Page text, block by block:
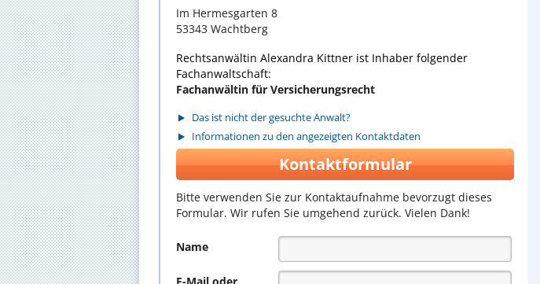
Im Hermesgarten 8
53343 Wachtberg
Rechtsanwältin Alexandra Kittner ist Inhaber folgender
Fachanwaltschaft:
Fachanwältin für Versicherungsrecht
Das ist nicht der gesuchte Anwalt?
Informationen zu den angezeigten Kontaktdaten
Kontaktformular
Bitte verwenden Sie zur Kontaktaufnahme bevorzugt dieses
Formular. Wir rufen Sie umgehend zurück. Vielen Dank!
Name